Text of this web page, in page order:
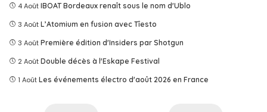
4 Août IBOAT Bordeaux renaît sous le nom d'Ublo
3 Août L’Atomium en fusion avec Tîesto
3 Août Première édition d'Insiders par Shotgun
2 Août Double décès à l'Eskape Festival
1 Août Les événements électro d'août 2026 en France